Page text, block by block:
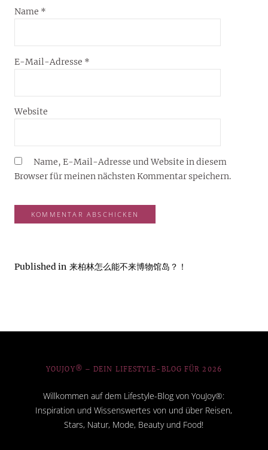
Name *
E-Mail-Adresse *
Website
Name, E-Mail-Adresse und Website in diesem
Browser für meinen nächsten Kommentar speichern.
Published in 来柏林怎么能不来博物馆岛？！
YOUJOY® – DEIN LIFESTYLE-BLOG FÜR 2026
Willkommen auf dem Lifestyle-Blog von YouJoy®:
Inspiration und Wissenswertes von und über Reisen,
Stars, Natur, Mode, Beauty und Food!